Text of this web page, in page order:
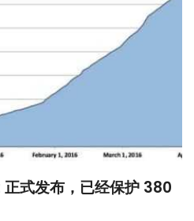
式发布，已经保护 380